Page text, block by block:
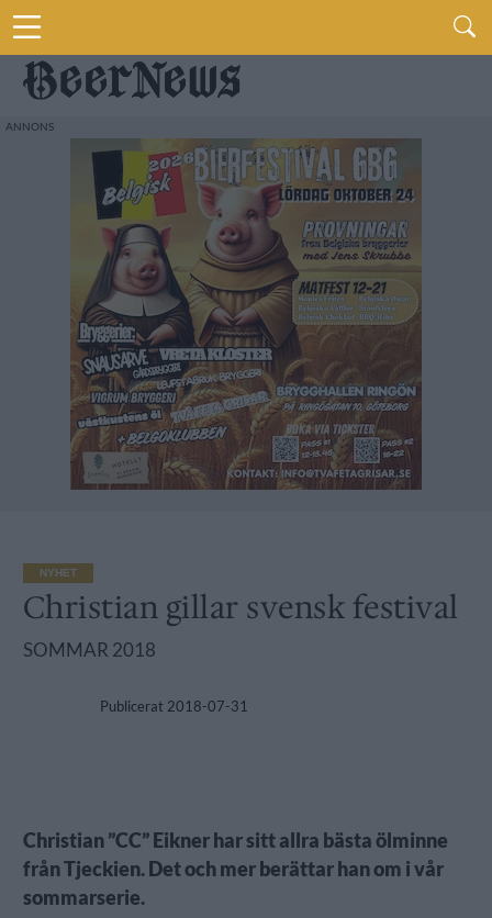
NYHET
Christian gillar svensk festival
SOMMAR 2018
Publicerat 2018-07-31
Christian ”CC” Eikner har sitt allra bästa ölminne
från Tjeckien. Det och mer berättar han om i vår
sommarserie.